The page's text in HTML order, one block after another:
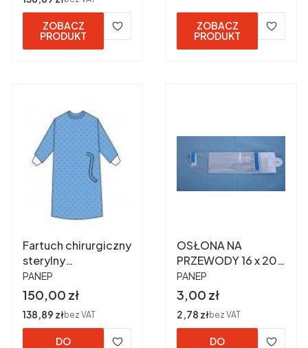
ZOBACZ
PRODUKT
ZOBACZ
PRODUKT
Fartuch chirurgiczny
sterylny
"STANDARD" L 45 g
a 15 szt.
PRODUCENT
PANEP
Cena
150,00 zł
Cena
138,89 złbez VAT
DO
OSŁONA NA
PRZEWODY 16 x 200
cm szt 1 niejałowa
PRODUCENT
PANEP
Cena
3,00 zł
Cena
2,78 złbez VAT
DO